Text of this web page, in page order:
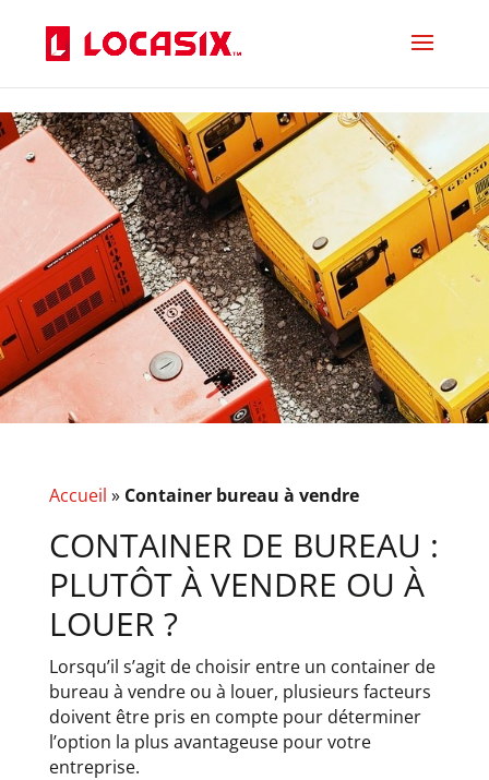
Accueil » Container bureau à vendre
CONTAINER DE BUREAU :
PLUTÔT À VENDRE OU À
LOUER ?
Lorsqu’il s’agit de choisir entre un container de
bureau à vendre ou à louer, plusieurs facteurs
doivent être pris en compte pour déterminer
l’option la plus avantageuse pour votre
entreprise.